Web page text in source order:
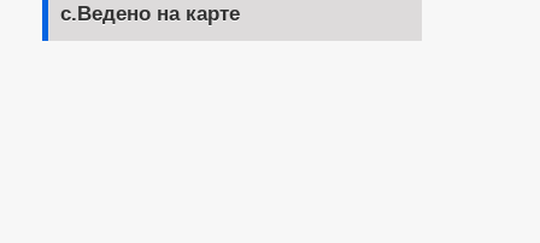
с.Ведено на карте